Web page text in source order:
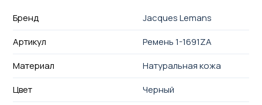
Бренд
Jacques Lemans
Артикул
Ремень 1-1691ZA
Материал
Натуральная кожа
Цвет
Черный